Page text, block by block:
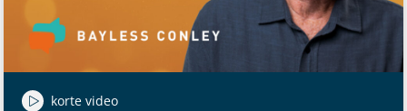
korte video